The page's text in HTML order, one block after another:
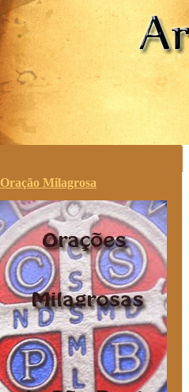
.
Oração Milagrosa